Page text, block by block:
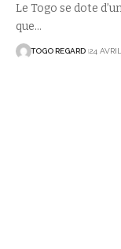
Le Togo se dote
que…
TOGO REGARD 24